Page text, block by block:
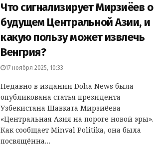
Что сигнализирует Мирзиёев о
будущем Центральной Азии, и
какую пользу может извлечь
Венгрия?
17 ноября 2025, 10:33
Недавно в издании Dоha News была
опубликована статья президента
Узбекистана Шавката Мирзиёева
«Центральная Азия на пороге новой эры».
Как сообщает Minval Politika, она была
посвящённa…